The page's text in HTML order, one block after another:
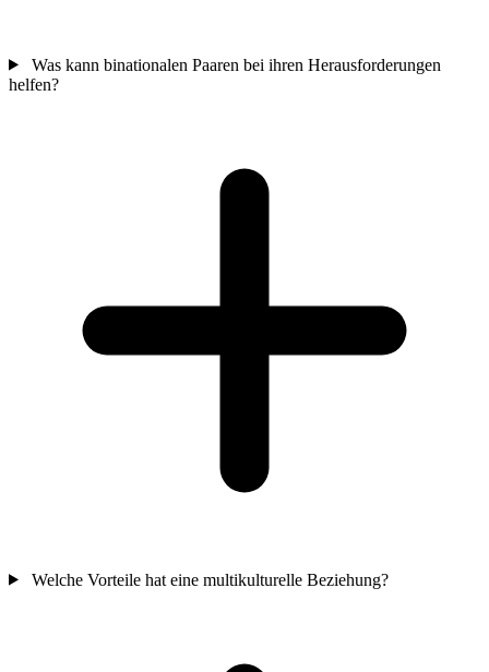
Was kann binationalen Paaren bei ihren Herausforderungen
helfen?
Welche Vorteile hat eine multikulturelle Beziehung?